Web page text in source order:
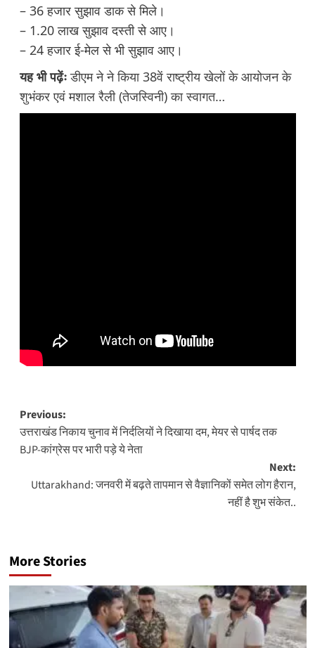
– 36 हजार सुझाव डाक से मिले।
– 1.20 लाख सुझाव दस्ती से आए।
– 24 हजार ई-मेल से भी सुझाव आए।
यह भी पढ़ेंःडीएम ने ने किया 38वें राष्ट्रीय खेलों के आयोजन के
शुभंकर एवं मशाल रैली (तेजस्विनी) का स्वागत…
Post
navigation
Previous:
उत्तराखंड निकाय चुनाव में निर्दलियों ने दिखाया दम, मेयर से पार्षद तक
BJP-कांग्रेस पर भारी पड़े ये नेता
Next:
Uttarakhand: जनवरी में बढ़ते तापमान से वैज्ञानिकों समेत लोग हैरान,
नहीं है शुभ संकेत..
More Stories